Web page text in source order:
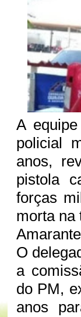
A
policial
anos,
pistola
forças
morta na
O
a
do PM,
anos